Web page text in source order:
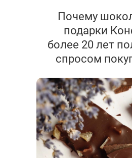
Почему
подарки
более 20 лет
спросом